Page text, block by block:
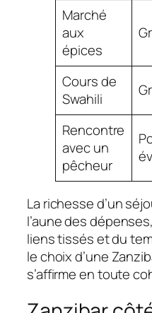
Marché
aux
épices
Cours de
Swahili
Rencontre
avec un
pêcheur
La richesse d’un
l’aune des
liens tissés et du
le choix d’une
s’affirme en toute